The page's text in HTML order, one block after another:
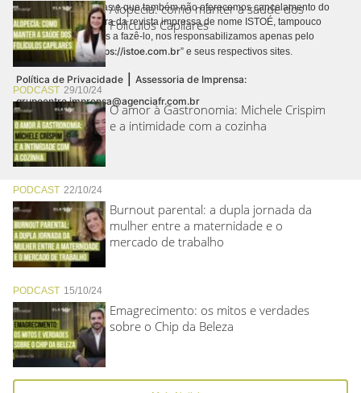
Alopecia: como manter a saúde dos
Folículos Capilares
PODCAST 29/10/24
O amor à Gastronomia: Michele Crispim
e a intimidade com a cozinha
PODCAST 22/10/24
Burnout parental: a dupla jornada da
mulher entre a maternidade e o
mercado de trabalho
PODCAST 15/10/24
Emagrecimento: os mitos e verdades
sobre o Chip da Beleza
realizamos cobranças e que também não oferecemos cancelamento do
contrato de assinatura da revista impressa de nome ISTOÉ, tampouco
autorizamos terceiros a fazê-lo, nos responsabilizamos apenas pelo
conteúdo digital “https://istoe.com.br” e seus respectivos sites.
Política de Privacidade | Assessoria de Imprensa:
grupoentre.imprensa@agenciafr.com.br